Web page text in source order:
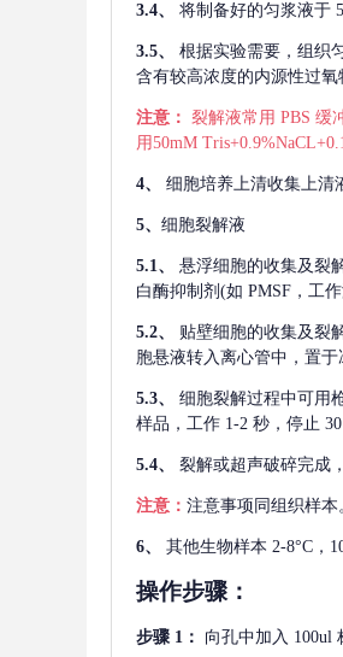
3.4、 将制备好的匀浆液于
3.5、 根据实验需要，组织
含有较高浓度的内源性过氧
注意： 裂解液常用 PBS 缓
用50mM
4、 细胞培养上清收集上清
5、 细胞裂解液
5.1、 悬浮细胞的收集及裂
白酶抑制剂(如 PMSF，工
5.2、 贴壁细胞的收集及裂
胞悬液转入离心管中，置于
5.3、 细胞裂解过程中可用
样品，工作 1-2 秒，停止
5.4、 裂解或超声破碎完成，
注意： 注意事项同组织样本
6、 其他生物样本 2-8°C，
操作步骤：
步骤 1： 向孔中加入 100ul